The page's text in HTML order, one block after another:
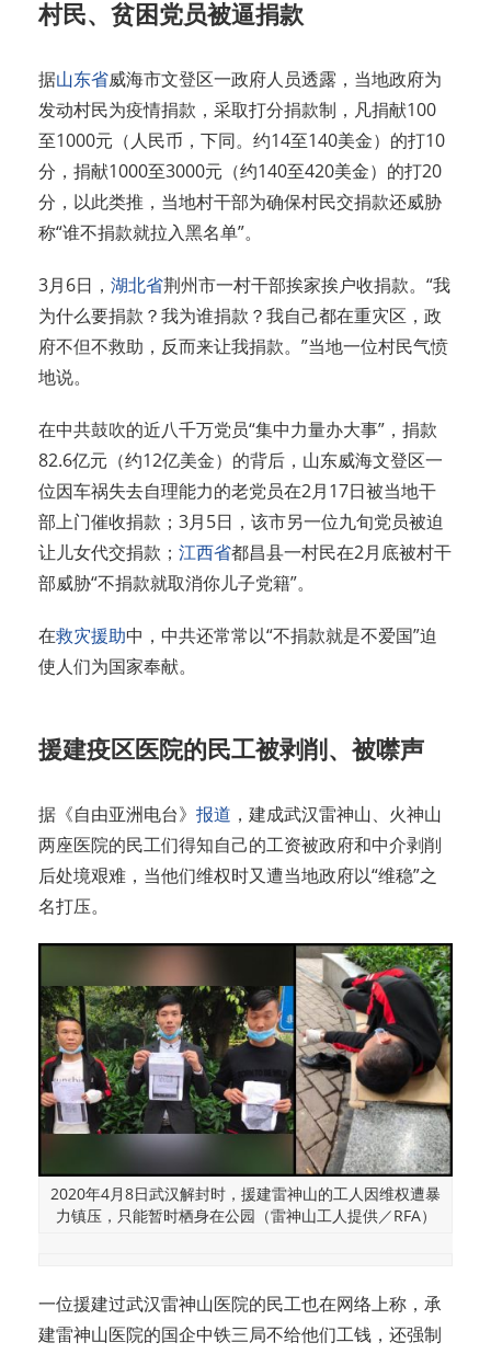
村民、贫困党员被逼捐款
据山东省威海市文登区一政府人员透露，当地政府为
发动村民为疫情捐款，采取打分捐款制，凡捐献100
至1000元（人民币，下同。约14至140美金）的打10
分，捐献1000至3000元（约140至420美金）的打20
分，以此类推，当地村干部为确保村民交捐款还威胁
称“谁不捐款就拉入黑名单”。
3月6日， 湖北省荆州市一村干部挨家挨户收捐款。“我
为什么要捐款？我为谁捐款？我自己都在重灾区，政
府不但不救助，反而来让我捐款。”当地一位村民气愤
地说。
在中共鼓吹的近八千万党员“集中力量办大事”，捐款
82.6亿元（约12亿美金）的背后，山东威海文登区一
位因车祸失去自理能力的老党员在2月17日被当地干
部上门催收捐款；3月5日，该市另一位九旬党员被迫
让儿女代交捐款； 江西省都昌县一村民在2月底被村干
部威胁“不捐款就取消你儿子党籍”。
在救灾援助中，中共还常常以“不捐款就是不爱国”迫
使人们为国家奉献。
援建疫区医院的民工被剥削、被噤声
据《自由亚洲电台》 报道 ，建成武汉雷神山、火神山
两座医院的民工们得知自己的工资被政府和中介剥削
后处境艰难，当他们维权时又遭当地政府以“维稳”之
名打压。
2020年4月8日武汉解封时，援建雷神山的工人因维权遭暴
力镇压，只能暂时栖身在公园（雷神山工人提供／RFA）
一位援建过武汉雷神山医院的民工也在网络上称，承
建雷神山医院的国企中铁三局不给他们工钱，还强制